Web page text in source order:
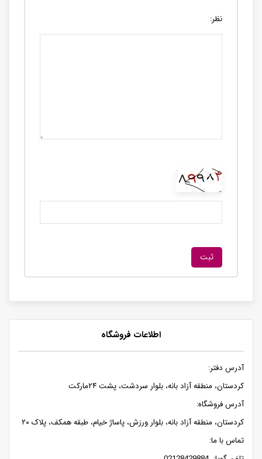
نظر:
اطلاعات فروشگاه
آدرس دفتر:
کردستان، منطقه آزاد بانه، بلوار سردشت، پشت ۲۴مارکت
آدرس فروشگاه:
کردستان، منطقه آزاد بانه، بلوار ورزش، پاساژ خیام، طبقه همکف، پلاک ۲۰
تماس با ما: